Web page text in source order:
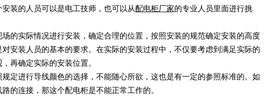
装的人员可以是电工技师，也可以从配电柜厂家的专业人员里面进行挑
的实际情况进行安装，确定合理的位置，按照安装的规范确定安装的高度
安装人员的基本的要求。在实际的安装过程中，不仅要考虑到满足实际的
再确定实际的安装位置。
定进行导线颜色的选择，不能随心所欲，这也是有一定的参照标准的。如
的连接，那这个配电柜是不能正常工作的。